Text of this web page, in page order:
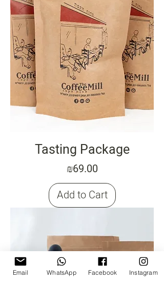
Tasting Package
Price
₪69.00
Add to Cart
Email WhatsApp Facebook Instagram